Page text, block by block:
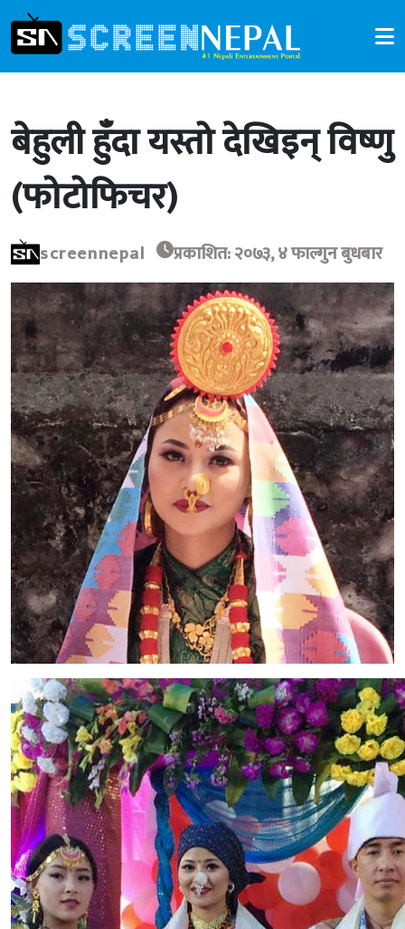
बेहुली हुँदा यस्तो देखिइन् विष्णु
(फोटोफिचर)
screennepal प्रकाशित: २०७३, ४ फाल्गुन बुधबार